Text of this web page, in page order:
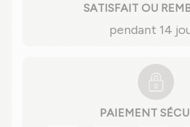
SATISFAIT OU
pendant 14
PAIEMENT